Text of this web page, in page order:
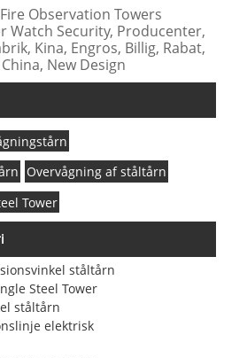
Observation Towers
Watch Security, Producenter,
Kina, Engros, Billig, Rabat,
New Design
Overvågning af ståltårn
Tower
ståltårn
Steel Tower
ståltårn
elektrisk